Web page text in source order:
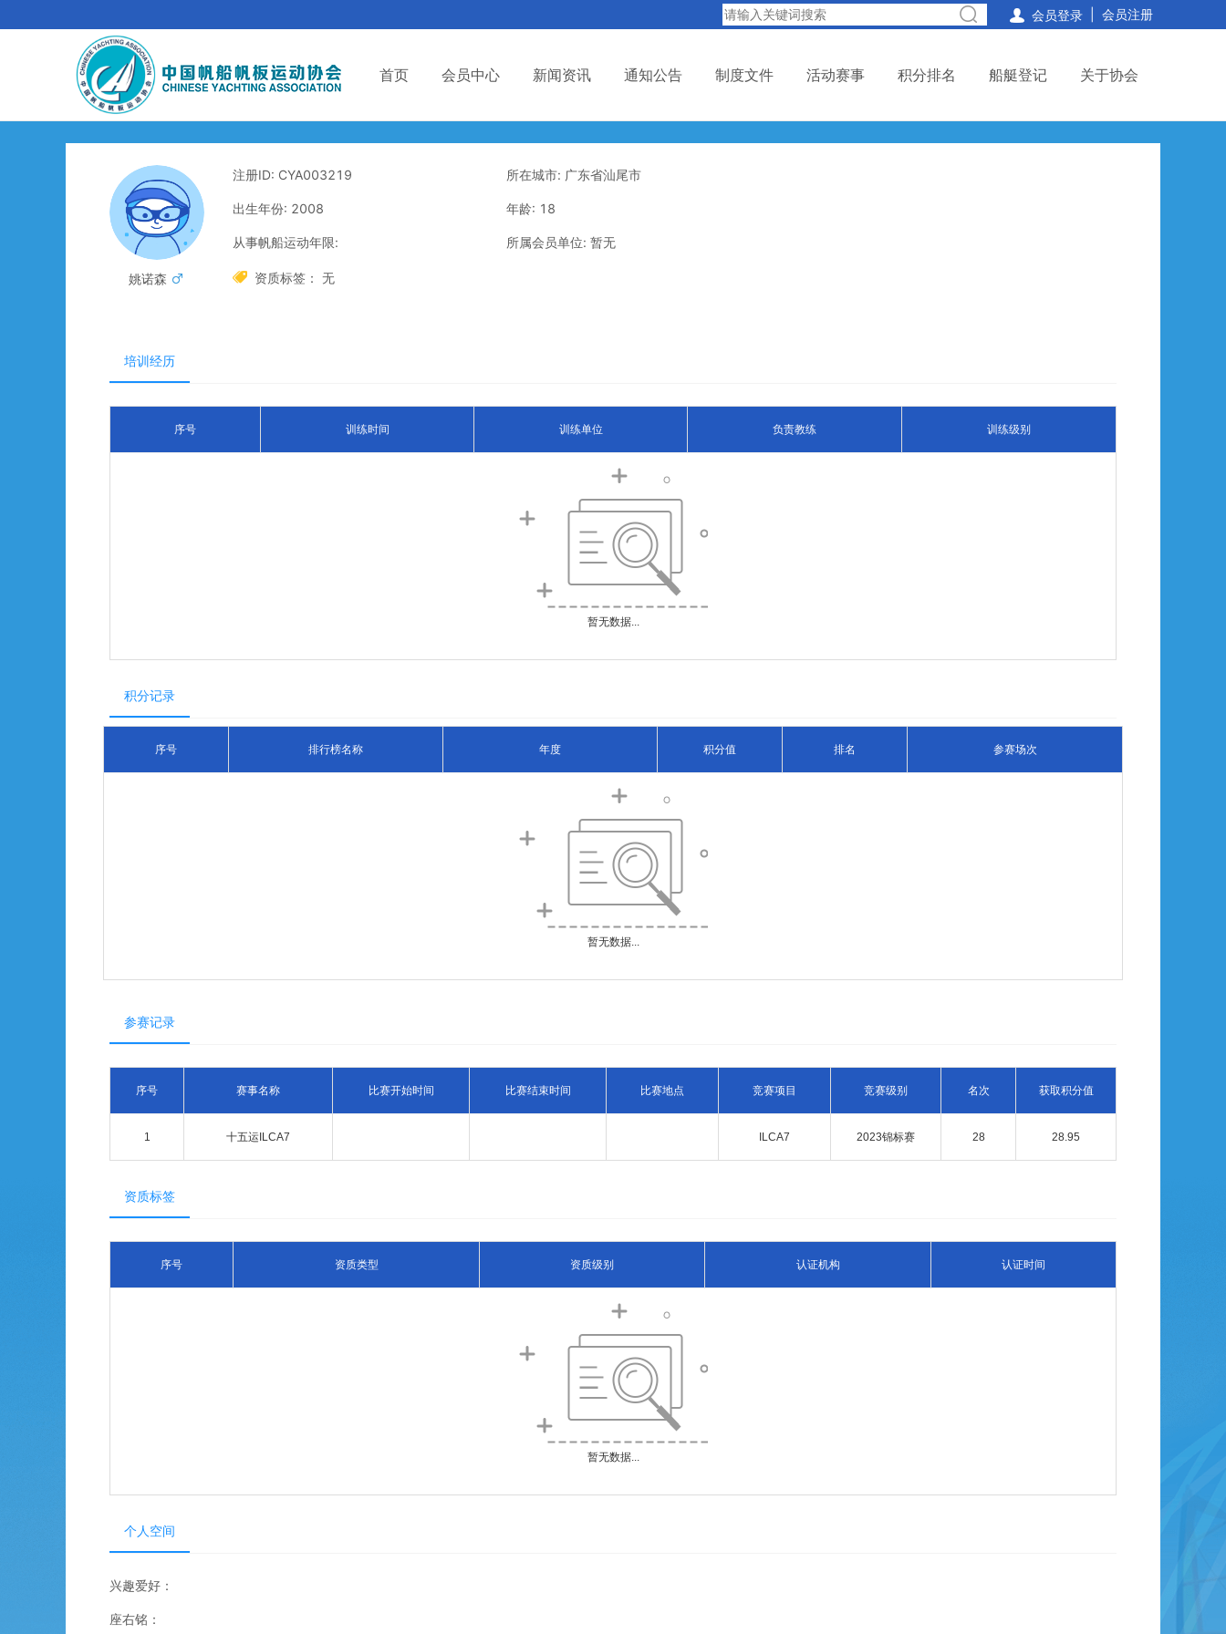
会员注册
 会员登录
首页 会员中心 新闻资讯 通知公告 制度文件 活动赛事 积分排名 船艇登记 关于协会
姚诺森 
注册ID: CYA003219
出生年份: 2008
从事帆船运动年限:
所在城市: 广东省汕尾市
年龄: 18
所属会员单位: 暂无
 资质标签： 无
培训经历
序号 训练时间 训练单位 负责教练 训练级别
暂无数据...
积分记录
序号 排行榜名称 年度 积分值 排名 参赛场次
暂无数据...
参赛记录
序号 赛事名称 比赛开始时间 比赛结束时间 比赛地点 竞赛项目 竞赛级别 名次 获取积分值
1 十五运ILCA7 ILCA7 2023锦标赛 28 28.95
资质标签
序号 资质类型 资质级别 认证机构 认证时间
暂无数据...
个人空间
兴趣爱好：
座右铭：